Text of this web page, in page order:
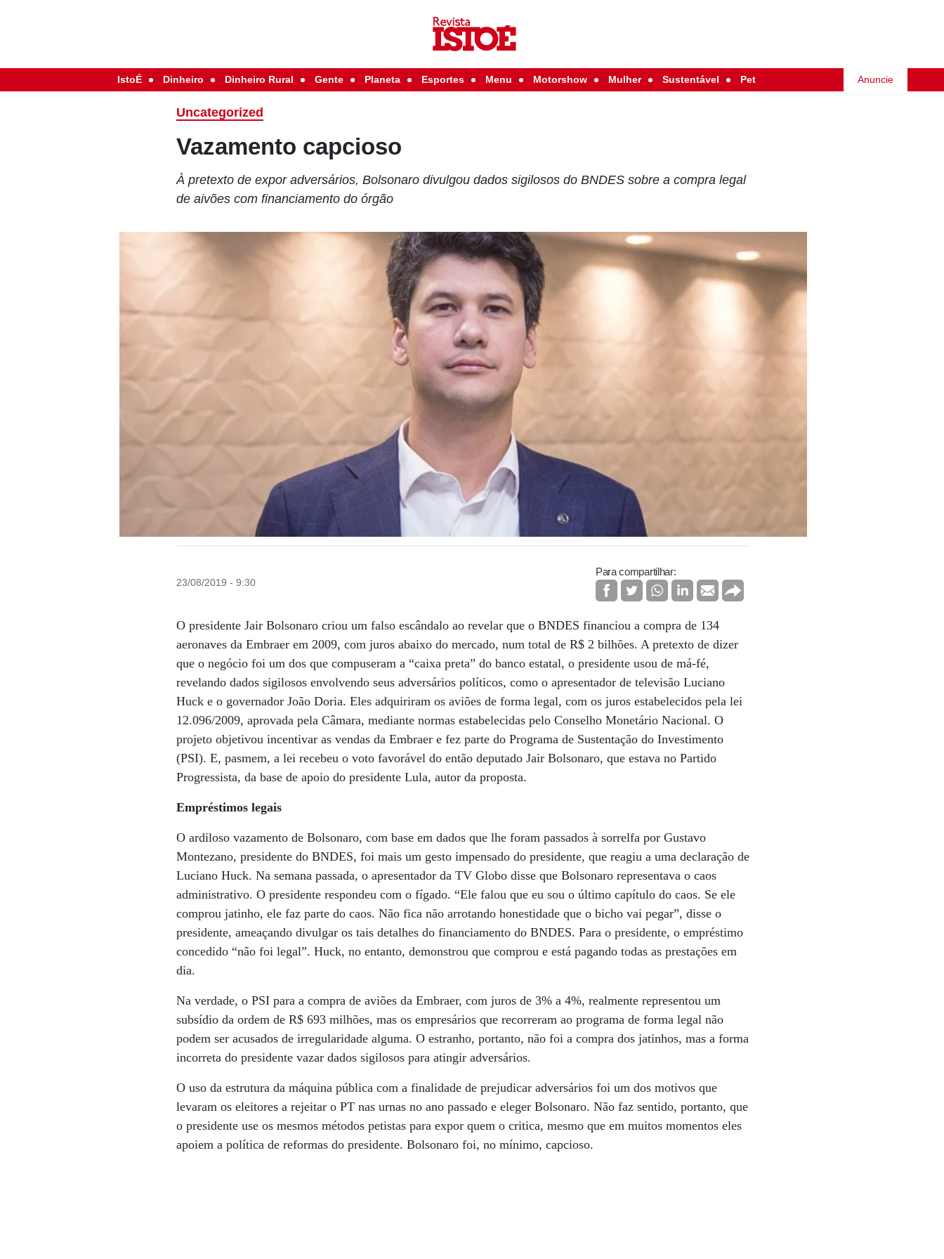
IstoÉ Dinheiro Dinheiro Rural Gente Planeta Esportes Menu Motorshow Mulher Sustentável Pet Anuncie
Uncategorized
Vazamento capcioso
À pretexto de expor adversários, Bolsonaro divulgou dados sigilosos do BNDES sobre a compra legal
de aivões com financiamento do órgão
23/08/2019 - 9:30
Para compartilhar:
O presidente Jair Bolsonaro criou um falso escândalo ao revelar que o BNDES financiou a compra de 134
aeronaves da Embraer em 2009, com juros abaixo do mercado, num total de R$ 2 bilhões. A pretexto de dizer
que o negócio foi um dos que compuseram a “caixa preta” do banco estatal, o presidente usou de má-fé,
revelando dados sigilosos envolvendo seus adversários políticos, como o apresentador de televisão Luciano
Huck e o governador João Doria. Eles adquiriram os aviões de forma legal, com os juros estabelecidos pela lei
12.096/2009, aprovada pela Câmara, mediante normas estabelecidas pelo Conselho Monetário Nacional. O
projeto objetivou incentivar as vendas da Embraer e fez parte do Programa de Sustentação do Investimento
(PSI). E, pasmem, a lei recebeu o voto favorável do então deputado Jair Bolsonaro, que estava no Partido
Progressista, da base de apoio do presidente Lula, autor da proposta.
Empréstimos legais
O ardiloso vazamento de Bolsonaro, com base em dados que lhe foram passados à sorrelfa por Gustavo
Montezano, presidente do BNDES, foi mais um gesto impensado do presidente, que reagiu a uma declaração de
Luciano Huck. Na semana passada, o apresentador da TV Globo disse que Bolsonaro representava o caos
administrativo. O presidente respondeu com o fígado. “Ele falou que eu sou o último capítulo do caos. Se ele
comprou jatinho, ele faz parte do caos. Não fica não arrotando honestidade que o bicho vai pegar”, disse o
presidente, ameaçando divulgar os tais detalhes do financiamento do BNDES. Para o presidente, o empréstimo
concedido “não foi legal”. Huck, no entanto, demonstrou que comprou e está pagando todas as prestações em
dia.
Na verdade, o PSI para a compra de aviões da Embraer, com juros de 3% a 4%, realmente representou um
subsídio da ordem de R$ 693 milhões, mas os empresários que recorreram ao programa de forma legal não
podem ser acusados de irregularidade alguma. O estranho, portanto, não foi a compra dos jatinhos, mas a forma
incorreta do presidente vazar dados sigilosos para atingir adversários.
O uso da estrutura da máquina pública com a finalidade de prejudicar adversários foi um dos motivos que
levaram os eleitores a rejeitar o PT nas urnas no ano passado e eleger Bolsonaro. Não faz sentido, portanto, que
o presidente use os mesmos métodos petistas para expor quem o critica, mesmo que em muitos momentos eles
apoiem a política de reformas do presidente. Bolsonaro foi, no mínimo, capcioso.